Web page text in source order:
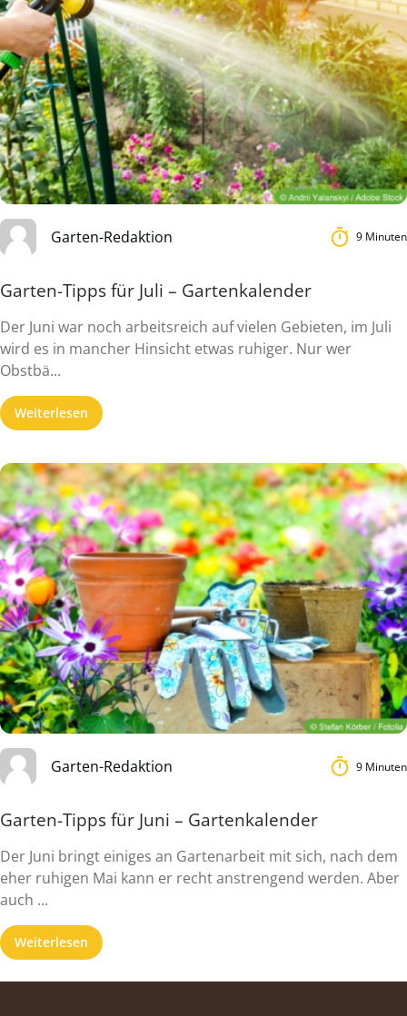
Garten-Redaktion 9 Minuten
Garten-Tipps für Juli – Gartenkalender
Der Juni war noch arbeitsreich auf vielen Gebieten, im Juli
wird es in mancher Hinsicht etwas ruhiger. Nur wer
Obstbä...
Weiterlesen
Garten-Redaktion 9 Minuten
Garten-Tipps für Juni – Gartenkalender
Der Juni bringt einiges an Gartenarbeit mit sich, nach dem
eher ruhigen Mai kann er recht anstrengend werden. Aber
auch ...
Weiterlesen